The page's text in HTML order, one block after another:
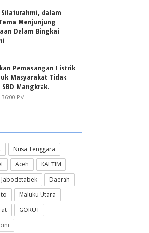
Silaturahmi, dalam
Menjunjung
Dalam Bingkai
Pemasangan Listrik
Masyarakat Tidak
Mangkrak.
PM
Nusa Tenggara
Aceh
KALTIM
Jabodetabek
Daerah
Maluku Utara
GORUT